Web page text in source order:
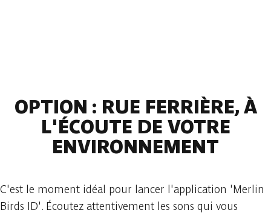
OPTION : RUE FERRIÈRE, À
L'ÉCOUTE DE VOTRE
ENVIRONNEMENT
C'est le moment idéal pour lancer l'application 'Merlin
Birds ID'. Écoutez attentivement les sons qui vous